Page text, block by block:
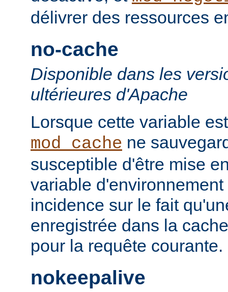
délivrer des ressources
no-cache
Disponible dans les
ultérieures d'Apache
Lorsque cette variable
mod_cache ne
susceptible d'être mise
variable
incidence sur le fait
enregistrée dans la
pour la requête courante.
nokeepalive